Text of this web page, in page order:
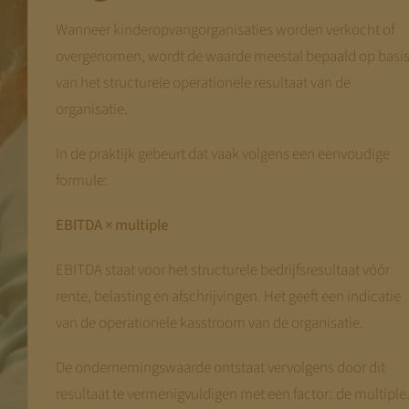
Wanneer kinderopvangorganisaties worden verkocht of
overgenomen, wordt de waarde meestal bepaald op basis
van het structurele operationele resultaat van de
organisatie.
In de praktijk gebeurt dat vaak volgens een eenvoudige
formule:
EBITDA × multiple
EBITDA staat voor het structurele bedrijfsresultaat vóór
rente, belasting en afschrijvingen. Het geeft een indicatie
van de operationele kasstroom van de organisatie.
De ondernemingswaarde ontstaat vervolgens door dit
resultaat te vermenigvuldigen met een factor: de multiple.